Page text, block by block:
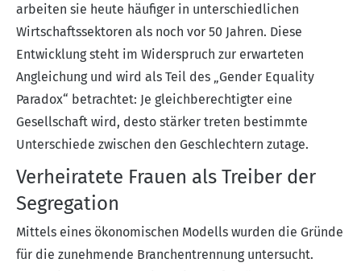
arbeiten sie heute häufiger in unterschiedlichen
Wirtschaftssektoren als noch vor 50 Jahren. Diese
Entwicklung steht im Widerspruch zur erwarteten
Angleichung und wird als Teil des „Gender Equality
Paradox“ betrachtet: Je gleichberechtigter eine
Gesellschaft wird, desto stärker treten bestimmte
Unterschiede zwischen den Geschlechtern zutage.
Verheiratete Frauen als Treiber der
Segregation
Mittels eines ökonomischen Modells wurden die Gründe
für die zunehmende Branchentrennung untersucht.